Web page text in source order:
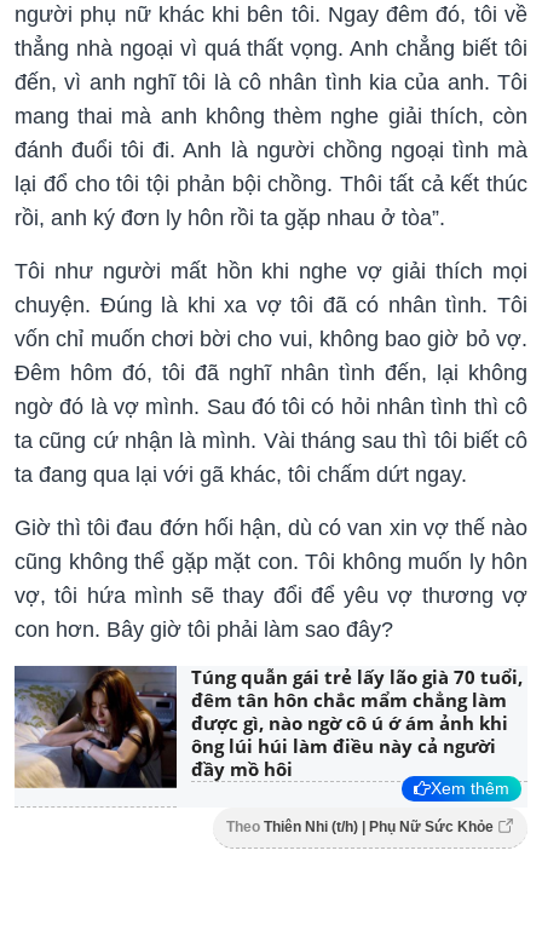
người phụ nữ khác khi bên tôi. Ngay đêm đó, tôi về
thẳng nhà ngoại vì quá thất vọng. Anh chẳng biết tôi
đến, vì anh nghĩ tôi là cô nhân tình kia của anh. Tôi
mang thai mà anh không thèm nghe giải thích, còn
đánh đuổi tôi đi. Anh là người chồng ngoại tình mà
lại đổ cho tôi tội phản bội chồng. Thôi tất cả kết thúc
rồi, anh ký đơn ly hôn rồi ta gặp nhau ở tòa”.
Tôi như người mất hồn khi nghe vợ giải thích mọi
chuyện. Đúng là khi xa vợ tôi đã có nhân tình. Tôi
vốn chỉ muốn chơi bời cho vui, không bao giờ bỏ vợ.
Đêm hôm đó, tôi đã nghĩ nhân tình đến, lại không
ngờ đó là vợ mình. Sau đó tôi có hỏi nhân tình thì cô
ta cũng cứ nhận là mình. Vài tháng sau thì tôi biết cô
ta đang qua lại với gã khác, tôi chấm dứt ngay.
Giờ thì tôi đau đớn hối hận, dù có van xin vợ thế nào
cũng không thể gặp mặt con. Tôi không muốn ly hôn
vợ, tôi hứa mình sẽ thay đổi để yêu vợ thương vợ
con hơn. Bây giờ tôi phải làm sao đây?
Túng quẫn gái trẻ lấy lão già 70 tuổi,
đêm tân hôn chắc mẩm chẳng làm
được gì, nào ngờ cô ú ớ ám ảnh khi
ông lúi húi làm điều này cả người
đầy mồ hôi
Xem thêm
Theo Thiên Nhi (t/h) | Phụ Nữ Sức Khỏe